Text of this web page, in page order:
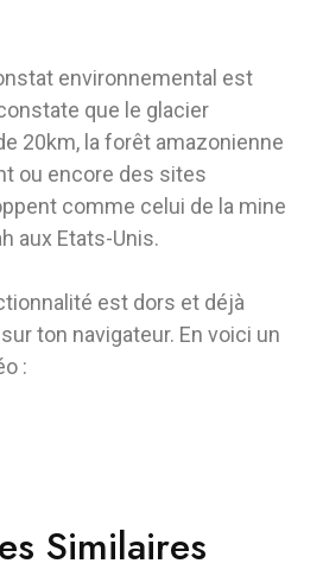
environnemental est
que le glacier
20km, la forêt amazonienne
ou encore des sites
comme celui de la mine
aux Etats-Unis.
est dors et déjà
ton navigateur. En voici un
:
Similaires